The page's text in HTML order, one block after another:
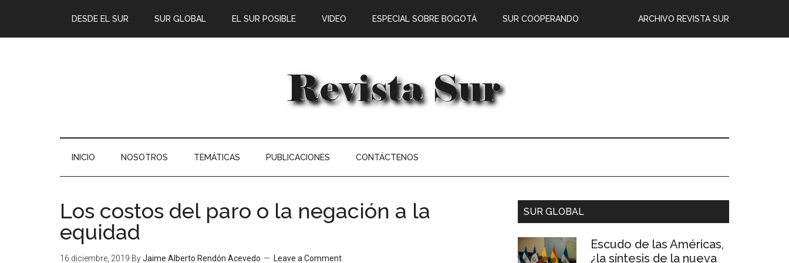
DESDE EL SUR SUR GLOBAL EL SUR POSIBLE ARCHIVO REVISTA SUR
VIDEO ESPECIAL SOBRE BOGOTÁ SUR COOPERANDO
INICIO NOSOTROS TEMÁTICAS PUBLICACIONES CONTÁCTENOS
Los costos del paro o la negación a la
equidad
16 diciembre, 2019 ByJaime Alberto Rendón Acevedo Leave a Comment
SUR GLOBAL
Escudo de las Américas,
¿la síntesis de la nueva